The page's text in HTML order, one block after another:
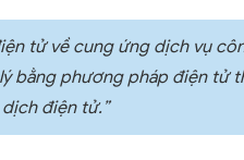
tử về cung ứng dịch vụ
bằng phương pháp điện tử
điện tử.”